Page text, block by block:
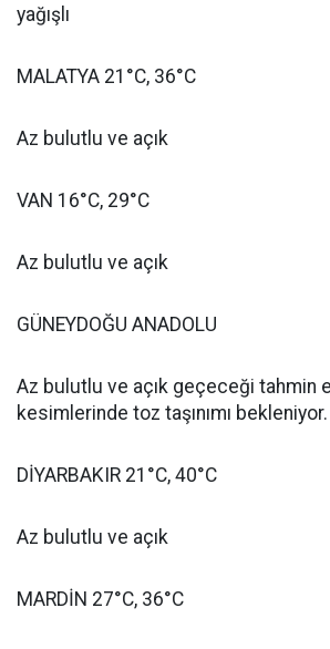
yağışlı
MALATYA 21°C, 36°C
Az bulutlu ve açık
VAN 16°C, 29°C
Az bulutlu ve açık
GÜNEYDOĞU ANADOLU
Az bulutlu ve açık geçeceği tahmin
kesimlerinde toz taşınımı bekleniyor.
DİYARBAKIR 21°C, 40°C
Az bulutlu ve açık
MARDİN 27°C, 36°C